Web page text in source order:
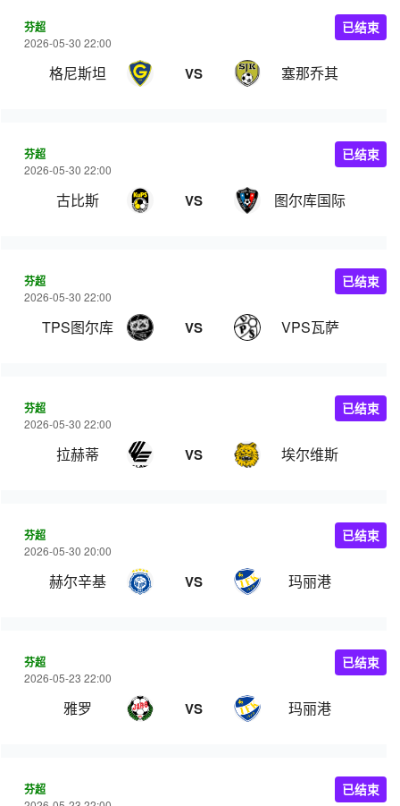
芬超
2026-05-30 22:00
格尼斯坦 VS 塞那乔其
已结束
芬超
2026-05-30 22:00
古比斯 VS 图尔库国际
已结束
芬超
2026-05-30 22:00
TPS图尔库 VS VPS瓦萨
已结束
芬超
2026-05-30 22:00
拉赫蒂 VS 埃尔维斯
已结束
芬超
2026-05-30 20:00
赫尔辛基 VS 玛丽港
已结束
芬超
2026-05-23 22:00
雅罗 VS 玛丽港
已结束
芬超 已结束